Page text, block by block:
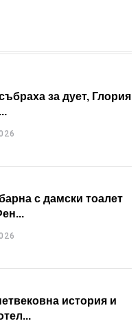
за дует, Глория
с дамски тоалет
история и